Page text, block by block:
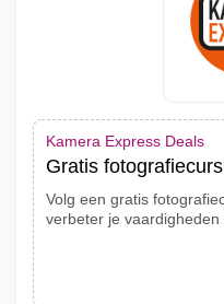
Kamera Express Deals
Gratis
Volg een gratis
verbeter je vaardigheden